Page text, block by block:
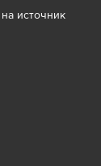
источник